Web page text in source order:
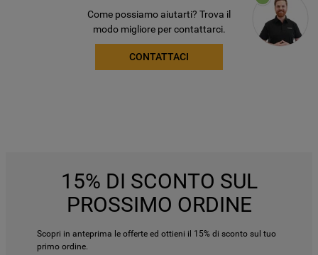
Come possiamo aiutarti? Trova il
modo migliore per contattarci.
CONTATTACI
15% DI SCONTO SUL
PROSSIMO ORDINE
Scopri in anteprima le offerte ed ottieni il 15% di sconto sul tuo
primo ordine.